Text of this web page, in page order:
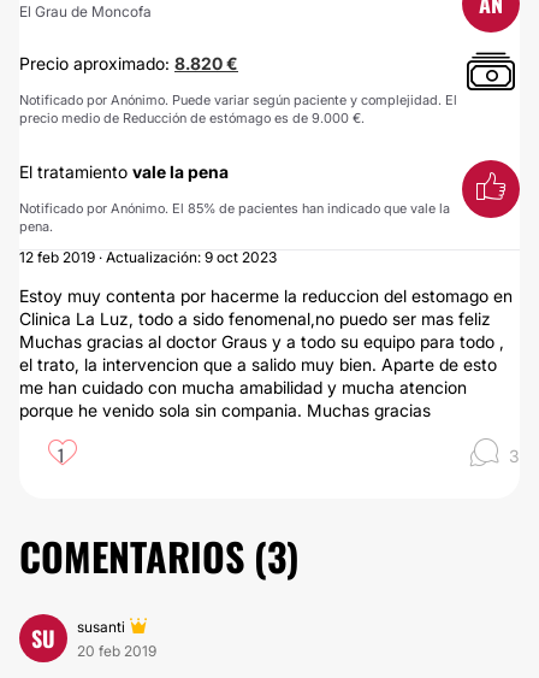
El Grau de Moncofa
Precio aproximado: 8.820 €
Notificado por Anónimo. Puede variar según paciente y complejidad. El
precio medio de Reducción de estómago es de 9.000 €.
El tratamiento vale la pena
Notificado por Anónimo. El 85% de pacientes han indicado que vale la
pena.
12 feb 2019 · Actualización: 9 oct 2023
Estoy muy contenta por hacerme la reduccion del estomago en
Clinica La Luz, todo a sido fenomenal,no puedo ser mas feliz
Muchas gracias al doctor Graus y a todo su equipo para todo ,
el trato, la intervencion que a salido muy bien. Aparte de esto
me han cuidado con mucha amabilidad y mucha atencion
porque he venido sola sin compania. Muchas gracias
1 3
COMENTARIOS (3)
SU
susanti
20 feb 2019